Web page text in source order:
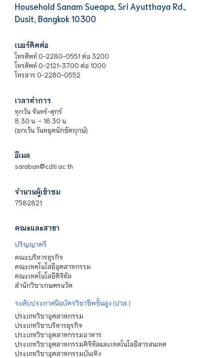
Household Sanam Sueapa, Sri Ayutthaya Rd.,
Dusit, Bangkok 10300
เบอร์ติดต่อ
โทรศัพท์ 0-2280-0551 ต่อ 3200
โทรศัพท์ 0-2121-3700 ต่อ 1000
โทรสาร 0-2280-0552
เวลาทำการ
ทุกวัน จันทร์-ศุกร์
8.30 น. – 16.30 น.
(ยกเว้น วันหยุดนักขัตฤกษ์)
อีเมล
saraban@cdti.ac.th
จำนวนผู้เข้าชม
7582821
คณะและสาขา
ปริญญาตรี
คณะบริหารธุรกิจ
คณะเทคโนโลยีอุตสาหกรรม
คณะเทคโนโลยีดิจิทัล
สำนักวิชาเกษตรนวัต
ระดับประกาศนียบัตรวิชาชีพชั้นสูง (ปวส.)
ประเภทวิชาอุตสาหกรรม
ประเภทวิชาบริหารธุรกิจ
ประเภทวิชาอุตสาหกรรมอาหาร
ประเภทวิชาอุตสาหกรรมดิจิทัลและเทคโนโลยีสารสนเทศ
ประเภทวิชาอุตสาหกรรมบันเทิง